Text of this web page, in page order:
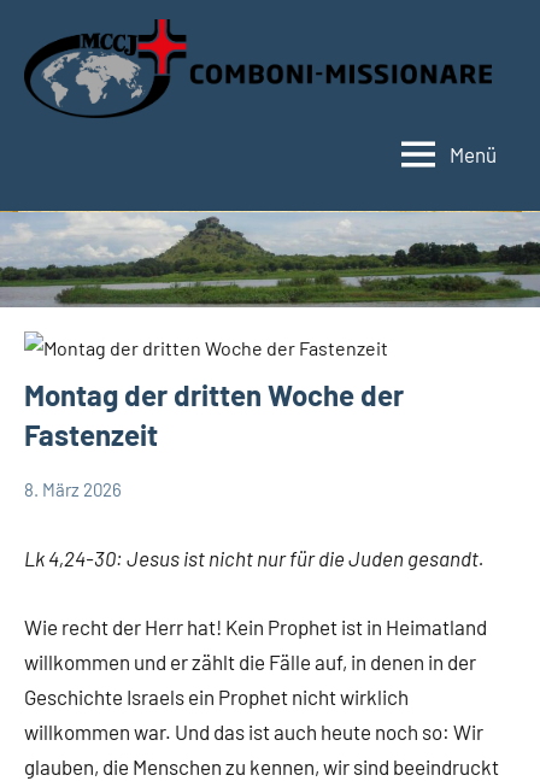
Inhalt
springen
Menü
Montag der dritten Woche der
Fastenzeit
8. März 2026
Lk 4,24-30: Jesus ist nicht nur für die Juden gesandt.
Wie recht der Herr hat! Kein Prophet ist in Heimatland
willkommen und er zählt die Fälle auf, in denen in der
Geschichte Israels ein Prophet nicht wirklich
willkommen war. Und das ist auch heute noch so: Wir
glauben, die Menschen zu kennen, wir sind beeindruckt